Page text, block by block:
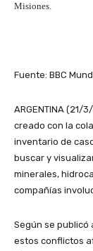
Misiones.
Fuente: BBC
ARGENTINA (21/
creado con la
inventario de
buscar y
minerales,
compañías
Según se publicó
estos conflictos